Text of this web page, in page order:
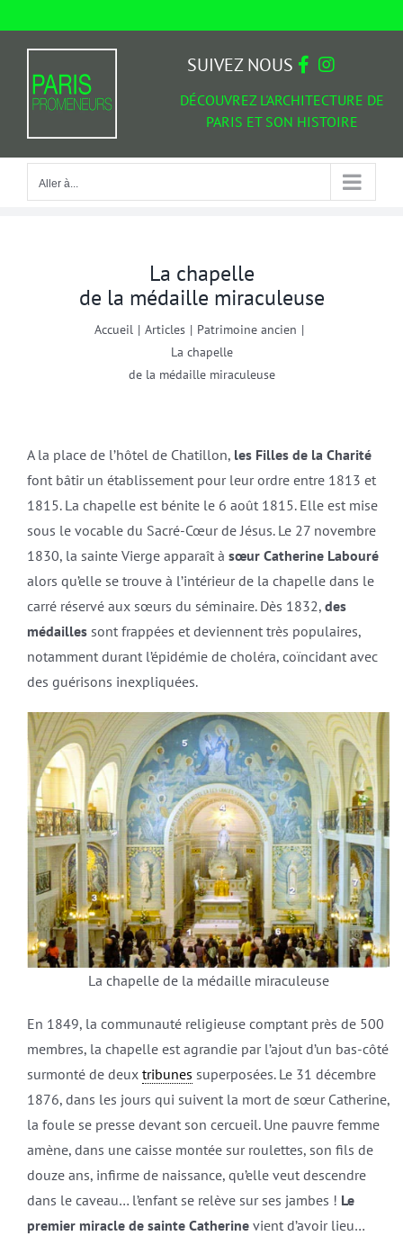
Aller à...
DÉCOUVREZ L'ARCHITECTURE DE
PARIS ET SON HISTOIRE
SUIVEZ NOUS
Aller à...
La chapelle
de la médaille miraculeuse
Accueil | Articles | Patrimoine ancien |
La chapelle
de la médaille miraculeuse
A la place de l’hôtel de Chatillon, les Filles de la Charité
font bâtir un établissement pour leur ordre entre 1813 et
1815. La chapelle est bénite le 6 août 1815. Elle est mise
sous le vocable du Sacré-Cœur de Jésus. Le 27 novembre
1830, la sainte Vierge apparaît à sœur Catherine Labouré
alors qu’elle se trouve à l’intérieur de la chapelle dans le
carré réservé aux sœurs du séminaire. Dès 1832, des
médailles sont frappées et deviennent très populaires,
notamment durant l’épidémie de choléra, coïncidant avec
des guérisons inexpliquées.
La chapelle de la médaille miraculeuse
En 1849, la communauté religieuse comptant près de 500
membres, la chapelle est agrandie par l’ajout d’un bas-côté
surmonté de deux tribunes superposées. Le 31 décembre
1876, dans les jours qui suivent la mort de sœur Catherine,
la foule se presse devant son cercueil. Une pauvre femme
amène, dans une caisse montée sur roulettes, son fils de
douze ans, infirme de naissance, qu’elle veut descendre
dans le caveau… l’enfant se relève sur ses jambes ! Le
premier miracle de sainte Catherine vient d’avoir lieu…